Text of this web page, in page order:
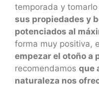
temporada y
sus propiedades y
potenciados al
forma muy positiva,
empezar el otoño a
recomendamos que
naturaleza nos